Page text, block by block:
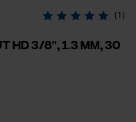
(1)
3/8", 1.3 mm, 30